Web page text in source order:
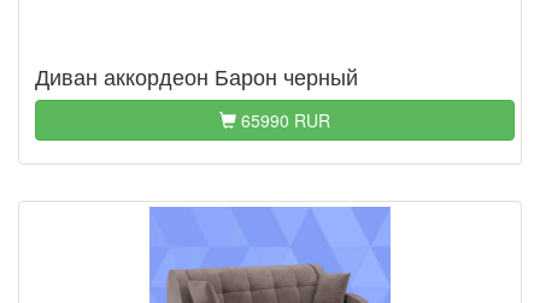
Диван аккордеон Барон черный
65990 RUR